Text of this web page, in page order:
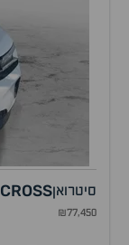
סיטרואןCROSS
₪77,450